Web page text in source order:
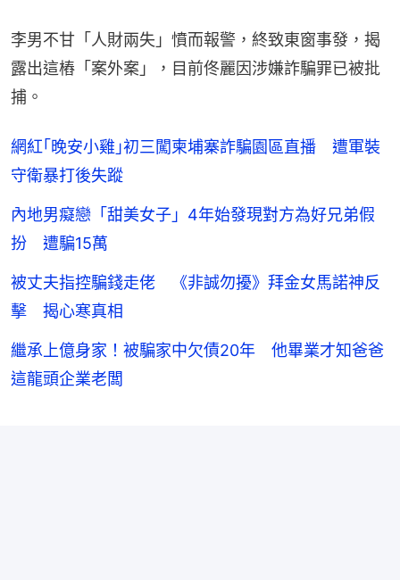
李男不甘「人財兩失」憤而報警，終致東窗事發，揭
露出這樁「案外案」，目前佟麗因涉嫌詐騙罪已被批
捕。
網紅｢晚安小雞｣初三闖柬埔寨詐騙園區直播 遭軍裝
守衛暴打後失蹤
內地男癡戀「甜美女子」4年始發現對方為好兄弟假
扮 遭騙15萬
被丈夫指控騙錢走佬 《非誠勿擾》拜金女馬諾神反
擊 揭心寒真相
繼承上億身家！被騙家中欠債20年 他畢業才知爸爸
這龍頭企業老闆